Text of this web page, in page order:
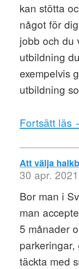
kan stötta
något för
jobb och du
utbildning
exempelvis
utbildning
Fortsätt läs
Att välja
30 apr. 2021
Bor man i
man
5 månader
täckta med